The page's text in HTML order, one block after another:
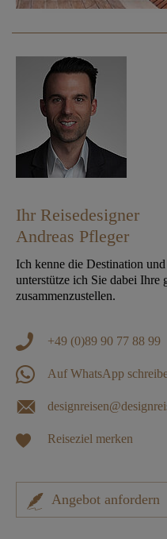
Ihr Reisedesigner
Andreas Pfleger
Ich kenne die Destination
unterstütze ich Sie dabei Ihre
zusammenzustellen.
+49 (0)89 90 77 88 99
Auf WhatsApp
Reiseziel merken
Angebot anfordern